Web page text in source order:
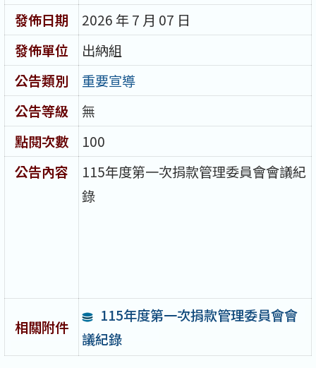
發佈日期
2026 年 7 月 07 日
發佈單位
出納組
公告類別
重要宣導
公告等級
無
點閱次數
100
公告內容
115年度第一次捐款管理委員會會議紀
錄
相關附件
115年度第一次捐款管理委員會會
議紀錄